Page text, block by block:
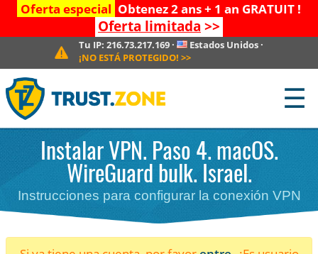
Oferta especial Obtenez 2 ans + 1 an GRATUIT !
Oferta limitada >>
Tu IP: 216.73.217.169· Estados Unidos ·
¡NO ESTÁ PROTEGIDO! >>
☰
Instalar VPN. Paso 4. macOS.
WireGuard bulk. Israel.
Instrucciones para configurar la conexión VPN